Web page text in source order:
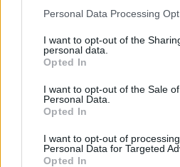
Personal Data Processing
I want to opt-out of the
personal data.
Opted In
I want to opt-out of the Sale
Personal Data.
Opted In
I want to opt-out of
Personal Data for Targeted
Opted In
ΠΕΡΙΣΣΌΤΕΡΑ ΣΕ
Χόγερ (ΕΤΕπ):
Διευκολύνετε μας να